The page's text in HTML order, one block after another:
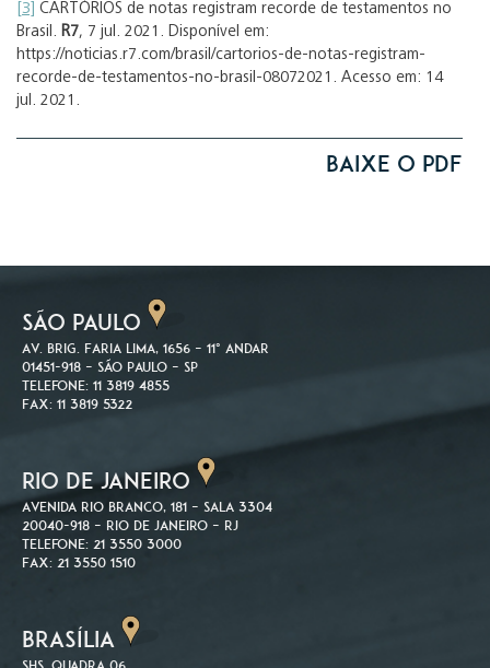
[3] CARTÓRIOS de notas registram recorde de testamentos no
Brasil. R7, 7 jul. 2021. Disponível em:
https://noticias.r7.com/brasil/cartorios-de-notas-registram-
recorde-de-testamentos-no-brasil-08072021. Acesso em: 14
jul. 2021.
Baixe o PDF
SÃO PAULO
Av. Brig. Faria Lima, 1656 – 11º andar
01451-918 – São Paulo – SP
Telefone: 11 3819 4855
Fax: 11 3819 5322
RIO DE JANEIRO
Avenida Rio Branco, 181 – Sala 3304
20040-918 – Rio de Janeiro – RJ
Telefone: 21 3550 3000
Fax: 21 3550 1510
BRASÍLIA